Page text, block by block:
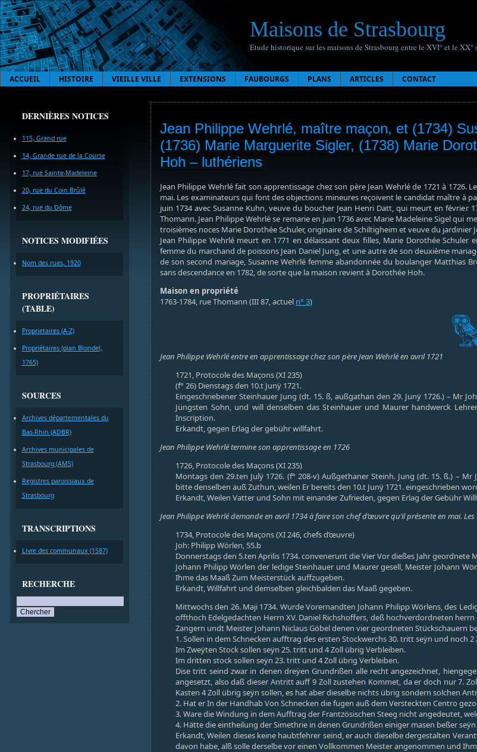
Maisons de Strasbourg
Étude historique sur les maisons de Strasbourg entre le XVI° et le XX°
ACCUEIL HISTOIRE VIEILLE VILLE EXTENSIONS FAUBOURGS PLANS ARTICLES CONTACT
DERNIÈRES NOTICES
115, Grand rue
14, Grande rue de la Course
17, rue Sainte-Madeleine
20, rue du Coin Brûlé
24, rue du Dôme
NOTICES MODIFIÉES
Nom des rues, 1920
PROPRIÉTAIRES
(TABLE)
Proprietaires (A-Z)
Propriétaires (plan Blondel,
1765)
SOURCES
Archives départementales du
Bas-Rhin (ADBR)
Archives municipales de
Strasbourg (AMS)
Registres paroissiaux de
Strasbourg
TRANSCRIPTIONS
Livre des communaux (1587)
RECHERCHE
Jean Philippe Wehrlé, maître maçon, et (1734)
(1736) Marie Marguerite Sigler, (1738) Marie
Hoh – luthériens
Jean Philippe Wehrlé fait son apprentissage chez son père Jean Wehrlé de 1721 à 1726.
mai. Les examinateurs qui font des objections mineures reçoivent le candidat maître à
juin 1734 avec Susanne Kuhn, veuve du boucher Jean Henri Datt, qui meurt en février
Thomann. Jean Philippe Wehrlé se remarie en juin 1736 avec Marie Madeleine Sigel qui
troisièmes noces Marie Dorothée Schuler, originaire de Schiltigheim et veuve du jardinier
Jean Philippe Wehrlé meurt en 1771 en délaissant deux filles, Marie Dorothée
femme du marchand de poissons Jean Daniel Jung, et une autre de son deuxième
de son second mariage, Susanne Wehrlé femme abandonnée du boulanger Matthias
sans descendance en 1782, de sorte que la maison revient à Dorothée Hoh.
Maison en propriété
1763-1784, rue Thomann (III 87, actuel n° 3)
Jean Philippe Wehrlé entre en apprentissage chez son père Jean Wehrlé en avril 1721
1721, Protocole des Maçons (XI 235)
(f° 26) Dienstags den 10.t Junÿ 1721.
Eingeschriebener Steinhauer Jung (dt. 15. ß, außgathan den 29. Junÿ 1726.) – Mr
Jüngsten Sohn, und will denselben das Steinhauer und Maurer handwerck
Inscription.
Erkandt, gegen Erlag der gebühr willfahrt.
Jean Philippe Wehrlé termine son apprentissage en 1726
1726, Protocole des Maçons (XI 235)
Montags den 29.ten Julÿ 1726. (f° 208-v) Außgethaner Steinh. Jung (dt. 15. ß.) –
bitte denselben auß Zuthun, weilen Er bereits den 10.t Junÿ 1721. eingeschrieben
Erkandt, Weilen Vatter und Sohn mit einander Zufrieden, gegen Erlag der Gebühr
Jean Philippe Wehrlé demande en avril 1734 à faire son chef d’œuvre qu’il présente en mai.
1734, Protocole des Maçons (XI 246, chefs d’œuvre)
Joh: Philipp Wörlen, 55.b
Donnerstags den 5.ten Aprilis 1734. convenerunt die Vier Vor dießes Jahr geordnete
Johann Philipp Wörlen der ledige Steinhauer und Maurer gesell, Meister Johann
Ihme das Maaß Zum Meisterstück auffzugeben.
Erkandt, Willfahrt und demselben gleichbalden das Maaß gegeben.
Mittwochs den 26. Maji 1734. Wurde Vorernandten Johann Philipp Wörlens, des
offthoch Edelgedachten Herrn XV. Daniel Richshoffers, deß hochverdordneten
Zangern undt Meister Johann Niclaus Göbel denen vier geordneten Stückschauern
1. Sollen in dem Schnecken aufftrag des ersten Stockwerchs 30. tritt seÿn und noch
Im Zweÿten Stock sollen seÿn 25. tritt und 4 Zoll übrig Verbleiben.
Im dritten stock sollen seÿn 23. tritt und 4 Zoll übrig Verbleiben.
Dise tritt seind zwar in denen dreÿen Grundrißen alle recht angezeichnet,
angesetzt, also daß dieser Antritt auff 9 Zoll zustehen Kommet, da er doch nur 7.
Kasten 4 Zoll übrig seÿn sollen, es hat aber dieselbe nichts übrig sondern solchen
2. Hat er In der Handhab Von Schnecken die fugen auß dem Versteckten Centro
3. Ware die Windung in dem Aufftrag der Frantzösischen Steeg nicht angedeutet,
4. Hätte die eintheilung der Simethrie in denen Grundrißen einiger masen beßer
Erkandt, Weilen dieses keine haubtfehrer seind, er auch dieselbe dergestalten
davon habe, alß solle derselbe vor einen Vollkommen Meister angenommen und